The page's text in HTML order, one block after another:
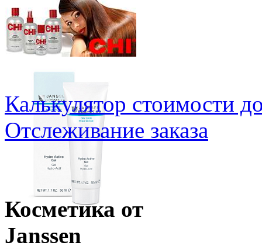
Калькулятор стоимости
Отслеживание заказа
Косметика от
Janssen